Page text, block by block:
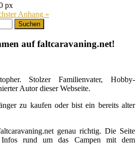
px
Anhang »
auf faltcaravaning.net!
Stolzer Familienvater, Hobby-
Autor dieser Webseite.
zu kaufen oder bist ein bereits alter
genau richtig. Die Seite
Infos rund um das Campen mit dem